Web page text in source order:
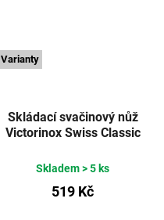
Varianty
Skládací svačinový nůž
Victorinox Swiss Classic
VICTORINOX
Skladem> 5 ks
519 Kč